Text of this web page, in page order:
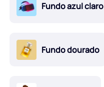
Fundo azul claro
Fundo dourado